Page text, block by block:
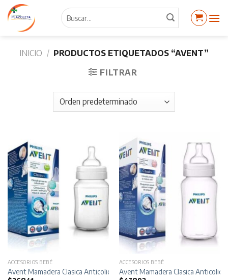
Skip
content
Buscar
por:
INICIO / PRODUCTOS ETIQUETADOS “AVENT”
FILTRAR
ACCESORIOS BEBÉ
Avent Mamadera Clasica Anticolicos x 260 ml
ACCESORIOS BEBÉ
Avent Mamadera Clasica